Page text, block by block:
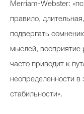
Merriam-Webster:
правило,
подвергать
мыслей, восприятие
часто приводит к
неопределенности в
стабильности».